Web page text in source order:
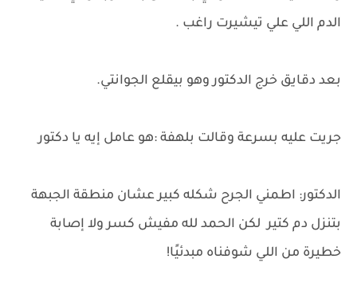
الدم اللي علي تيشيرت راغب .
بعد دقايق خرج الدكتور وهو بيقلع الجوانتي.
جريت عليه بسرعة وقالت بلهفة :هو عامل إيه يا دكتور
الدكتور: اطمني الجرح شكله كبير عشان منطقة الجبهة
بتنزل دم كتير لكن الحمد لله مفيش كسر ولا إصابة
خطيرة من اللي شوفناه مبدئيًا!